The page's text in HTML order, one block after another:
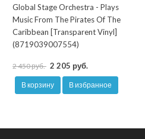
Global Stage Orchestra - Plays
Music From The Pirates Of The
Caribbean [Transparent Vinyl]
(8719039007554)
2 450 руб. 2 205 руб.
В корзину В избранное